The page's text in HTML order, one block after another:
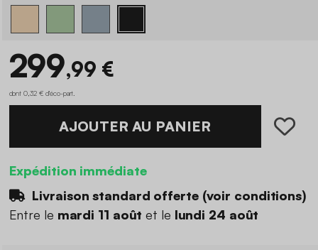
299,99 €
dont 0,32 € d'éco-part
AJOUTER AU PANIER
Expédition immédiate
Livraison standard offerte (voir conditions)
Entre le mardi 11 août et le lundi 24 août